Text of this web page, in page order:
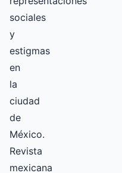
sociales
y
estigmas
en
la
ciudad
de
México.
Revista
mexicana